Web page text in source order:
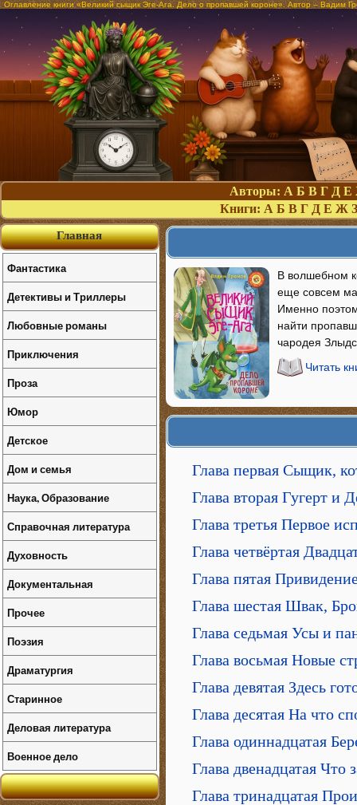
Оглавление книги «Великий сыщик Эге-Ага. Дело о пропавшей короне». Автор – Вадим
Авторы: А Б В Г Д Е
Книги: А Б В Г Д Е Ж З
В волшебном
еще совсем
Именно
найти
чародея
Читать
Глава первая Сыщик,
Глава вторая Гугерт и
Глава третья Первое
Глава четвёртая
Глава пятая
Глава шестая Швак,
Глава седьмая Усы и
Глава восьмая Новые
Глава девятая Здесь
Глава десятая На что
Глава одиннадцатая
Глава двенадцатая
Глава тринадцатая
Главная
Фантастика
Детективы и Триллеры
Любовные романы
Приключения
Проза
Юмор
Детское
Дом и семья
Наука, Образование
Справочная литература
Духовность
Документальная
Прочее
Поэзия
Драматургия
Старинное
Деловая литература
Военное дело